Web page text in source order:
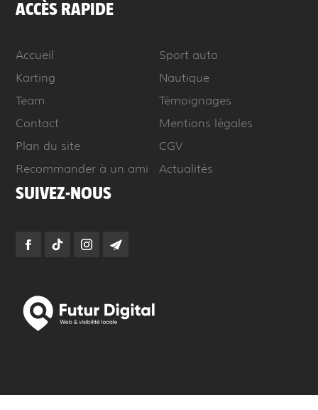
ACCÈS RAPIDE
Accueil
Sport auto
Karting
Nautique
Team
Témoignages
Contact
Mentions légales
Plan du site
CGV
Recommander à un ami
Actualités
SUIVEZ-NOUS